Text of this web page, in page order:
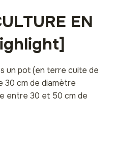
EN
un pot (en terre cuite de
30 cm de diamètre
entre 30 et 50 cm de